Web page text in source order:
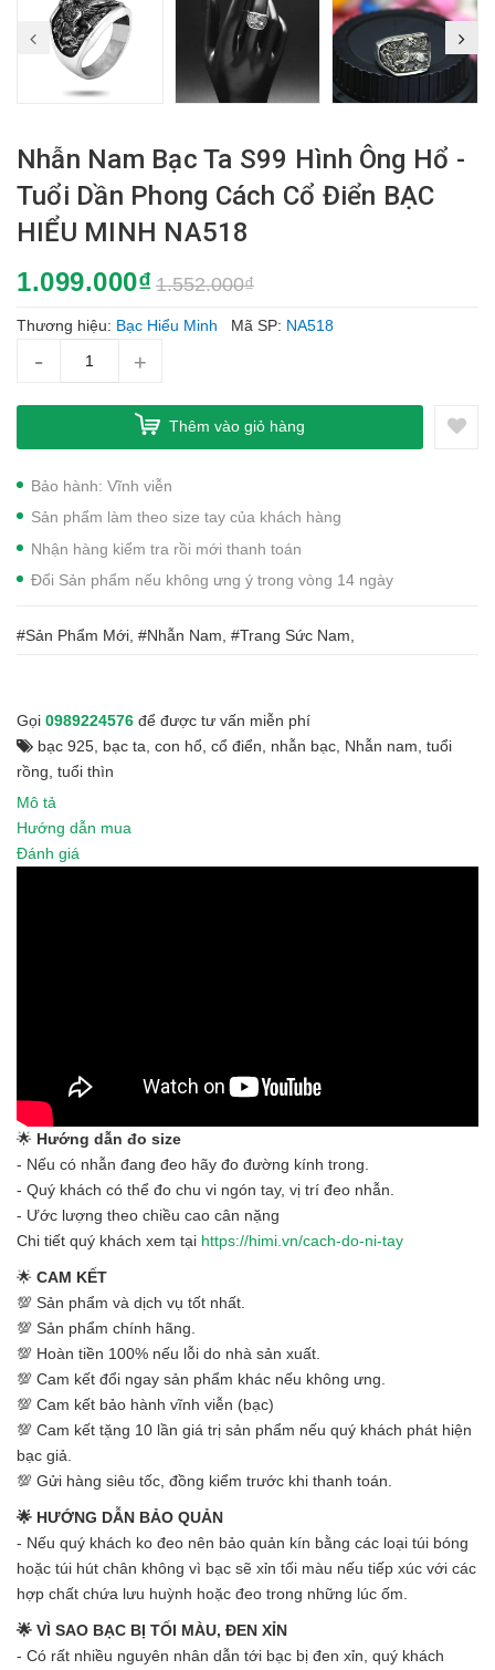
Nhẫn Nam Bạc Ta S99 Hình Ông Hổ -
Tuổi Dần Phong Cách Cổ Điển BẠC
HIỂU MINH NA518
1.099.000₫ 1.552.000₫
Thương hiệu: Bạc Hiểu Minh Mã SP: NA518
- +
Thêm vào giỏ hàng
Bảo hành: Vĩnh viễn
Sản phẩm làm theo size tay của khách hàng
Nhận hàng kiểm tra rồi mới thanh toán
Đổi Sản phẩm nếu không ưng ý trong vòng 14 ngày
#Sản Phẩm Mới, #Nhẫn Nam, #Trang Sức Nam,
Gọi 0989224576 để được tư vấn miễn phí
bạc 925 bạc ta con hổ cổ điển nhẫn bạc Nhẫn nam tuổi
rồng tuổi thìn
Mô tả
Hướng dẫn mua
Đánh giá
🌟 Hướng dẫn đo size
- Nếu có nhẫn đang đeo hãy đo đường kính trong.
- Quý khách có thể đo chu vi ngón tay, vị trí đeo nhẫn.
- Ước lượng theo chiều cao cân nặng
Chi tiết quý khách xem tại https://himi.vn/cach-do-ni-tay
🌟 CAM KẾT
💯 Sản phẩm và dịch vụ tốt nhất.
💯 Sản phẩm chính hãng.
💯 Hoàn tiền 100% nếu lỗi do nhà sản xuất.
💯 Cam kết đổi ngay sản phẩm khác nếu không ưng.
💯 Cam kết bảo hành vĩnh viễn (bạc)
💯 Cam kết tặng 10 lần giá trị sản phẩm nếu quý khách phát hiện
bạc giả.
💯 Gửi hàng siêu tốc, đồng kiểm trước khi thanh toán.
🌟 HƯỚNG DẪN BẢO QUẢN
- Nếu quý khách ko đeo nên bảo quản kín bằng các loại túi bóng
hoặc túi hút chân không vì bạc sẽ xỉn tối màu nếu tiếp xúc với các
hợp chất chứa lưu huỳnh hoặc đeo trong những lúc ốm.
🌟 VÌ SAO BẠC BỊ TỐI MÀU, ĐEN XỈN
- Có rất nhiều nguyên nhân dẫn tới bạc bị đen xỉn, quý khách